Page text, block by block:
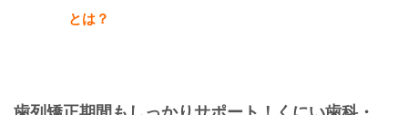
とは？